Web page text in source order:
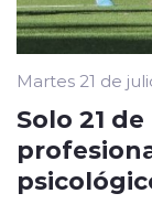
Martes 21 de
Solo 21